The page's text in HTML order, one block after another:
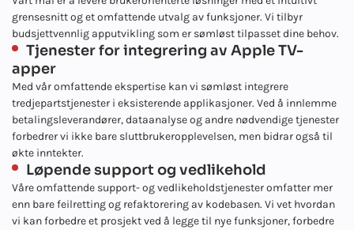
grensesnitt og et omfattende utvalg av funksjoner. Vi tilbyr
budsjettvennlig apputvikling som er sømløst tilpasset dine behov.
Tjenester for integrering av Apple TV-
apper
Med vår omfattende ekspertise kan vi sømløst integrere
tredjepartstjenester i eksisterende applikasjoner. Ved å innlemme
betalingsleverandører, dataanalyse og andre nødvendige tjenester
forbedrer vi ikke bare sluttbrukeropplevelsen, men bidrar også til
økte inntekter.
Løpende support og vedlikehold
Våre omfattende support- og vedlikeholdstjenester omfatter mer
enn bare feilretting og refaktorering av kodebasen. Vi vet hvordan
vi kan forbedre et prosjekt ved å legge til nye funksjoner, forbedre